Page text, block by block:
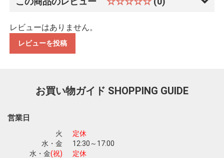
レビューはありません。
レビューを投稿
お買い物ガイド SHOPPING GUIDE
営業日
火
定休
水・金
12:30～17:00
水・金(祝)
定休